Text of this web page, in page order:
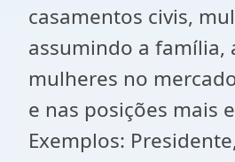
casamentos civis,
assumindo a família,
mulheres no
e nas posições mais
Exemplos: